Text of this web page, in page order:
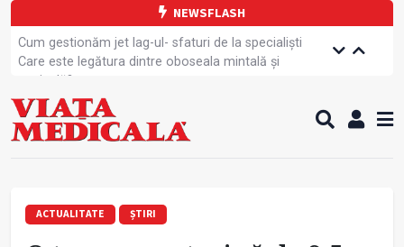
NEWSFLASH
Cum gestionăm jet lag-ul- sfaturi de la specialiști
Care este legătura dintre oboseala mintală și
caniculă?
Campanie de prevenție dedicată sportivelor
Un nou studiu pentru testarea unui vaccin împotriva
tulpinei Bundibugyo a virusului Ebola
sănătate
ACTUALITATE ȘTIRI